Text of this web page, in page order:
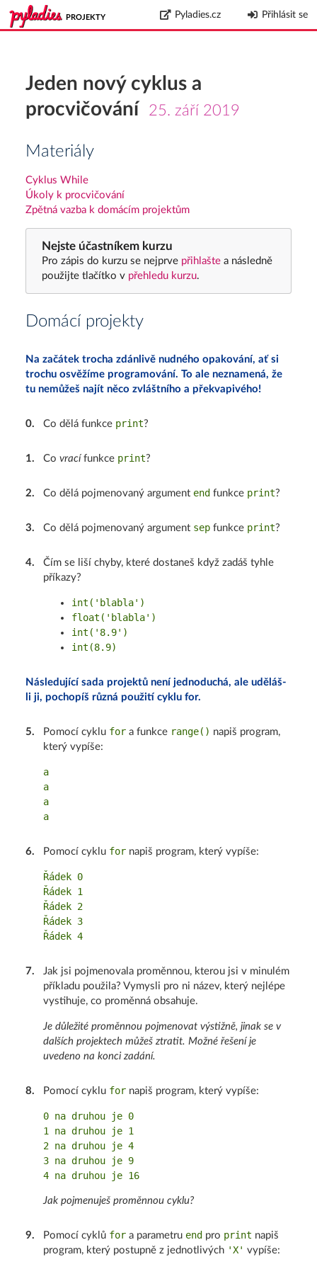
PROJEKTY Pyladies.cz Přihlásit se
Jeden nový cyklus a
procvičování
25. září 2019
Materiály
Cyklus While
Úkoly k procvičování
Zpětná vazba k domácím projektům
Nejste účastníkem kurzu
Pro zápis do kurzu se nejprvepřihlašte a následně
použijte tlačítko vpřehledu kurzu.
Domácí projekty
Na začátek trocha zdánlivě nudného opakování, ať si
trochu osvěžíme programování. To ale neznamená, že
tu nemůžeš najít něco zvláštního a překvapivého!
0. Co dělá funkce print?
1. Covracífunkce print?
2. Co dělá pojmenovaný argument end funkce print?
3. Co dělá pojmenovaný argument sep funkce print?
4.
Čím se liší chyby, které dostaneš když zadáš tyhle
příkazy?
int('blabla')
float('blabla')
int('8.9')
int(8.9)
Následující sada projektů není jednoduchá, ale uděláš-
li ji, pochopíš různá použití cyklu for.
5. Pomocí cyklu for a funkce range() napiš program,
který vypíše:
a
a
a
6. Pomocí cyklu for napiš program, který vypíše:
Řádek 0
Řádek 1
Řádek 2
Řádek 3
7.
Jak jsi pojmenovala proměnnou, kterou jsi v minulém
příkladu použila? Vymysli pro ni název, který nejlépe
vystihuje, co proměnná obsahuje.
Je důležité proměnnou pojmenovat výstižně, jinak se v
dalších projektech můžeš ztratit. Možné řešení je
uvedeno na konci zadání.
8. Pomocí cyklu for napiš program, který vypíše:
0 na druhou je 0
1 na druhou je 1
2 na druhou je 4
3 na druhou je 9
Jak pojmenuješ proměnnou cyklu?
9. Pomocí cyklů for a parametru end pro print napiš
program, který postupně z jednotlivých 'X' vypíše: